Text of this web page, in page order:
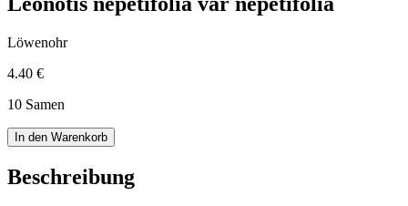
Löwenohr
4.40 €
10 Samen
In den Warenkorb
Beschreibung